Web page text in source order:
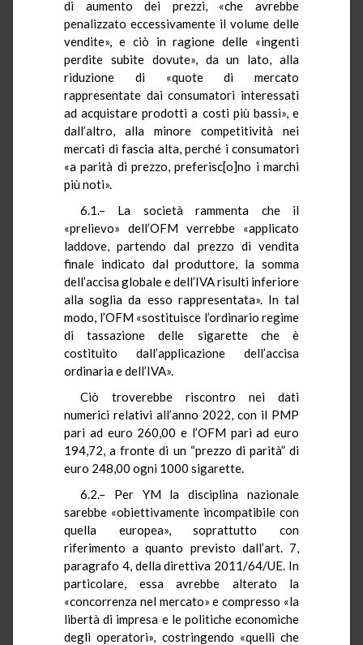
di aumento dei prezzi, «che avrebbe
penalizzato eccessivamente il volume delle
vendite», e ciò in ragione delle «ingenti
perdite subite dovute», da un lato, alla
riduzione di «quote di mercato
rappresentate dai consumatori interessati
ad acquistare prodotti a costi più bassi», e
dall’altro, alla minore competitività nei
mercati di fascia alta, perché i consumatori
«a parità di prezzo, preferisc[o]no i marchi
più noti».
6.1.– La società rammenta che il
«prelievo» dell’OFM verrebbe «applicato
laddove, partendo dal prezzo di vendita
finale indicato dal produttore, la somma
dell’accisa globale e dell’IVA risulti inferiore
alla soglia da esso rappresentata». In tal
modo, l’OFM «sostituisce l’ordinario regime
di tassazione delle sigarette che è
costituito dall’applicazione dell’accisa
ordinaria e dell’IVA».
Ciò troverebbe riscontro nei dati
numerici relativi all’anno 2022, con il PMP
pari ad euro 260,00 e l’OFM pari ad euro
194,72, a fronte di un “prezzo di parità” di
euro 248,00 ogni 1000 sigarette.
6.2.– Per YM la disciplina nazionale
sarebbe «obiettivamente incompatibile con
quella europea», soprattutto con
riferimento a quanto previsto dall’art. 7,
paragrafo 4, della direttiva 2011/64/UE. In
particolare, essa avrebbe alterato la
«concorrenza nel mercato» e compresso «la
libertà di impresa e le politiche economiche
degli operatori», costringendo «quelli che